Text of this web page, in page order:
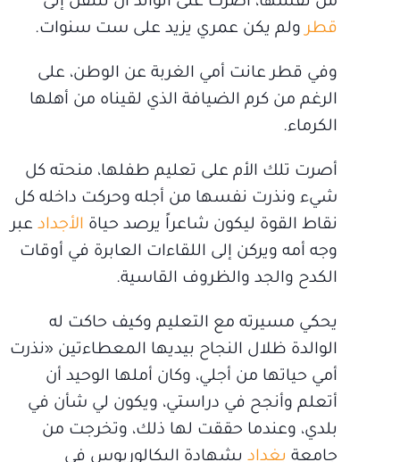
قطر ولم يكن عمري يزيد على ست سنوات.
وفي قطر عانت أمي الغربة عن الوطن، على
الرغم من كرم الضيافة الذي لقيناه من أهلها
الكرماء.
أصرت تلك الأم على تعليم طفلها، منحته كل
شيء ونذرت نفسها من أجله وحركت داخله كل
نقاط القوة ليكون شاعراً يرصد حياة الأجداد عبر
وجه أمه ويركن إلى اللقاءات العابرة في أوقات
الكدح والجد والظروف القاسية.
يحكي مسيرته مع التعليم وكيف حاكت له
الوالدة ظلال النجاح بيديها المعطاءتين «نذرت
أمي حياتها من أجلي، وكان أملها الوحيد أن
أتعلم وأنجح في دراستي، ويكون لي شأن في
بلدي، وعندما حققت لها ذلك، وتخرجت من
جامعة بغداد بشهادة البكالوريوس في